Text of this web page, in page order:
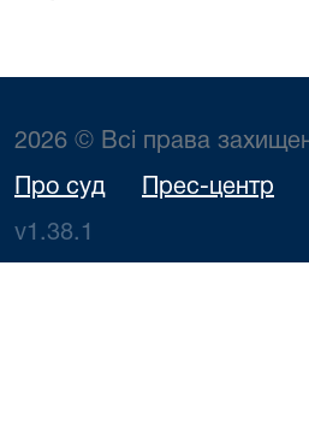
2026 © Всі права
Про суд Прес-центр
v1.38.1